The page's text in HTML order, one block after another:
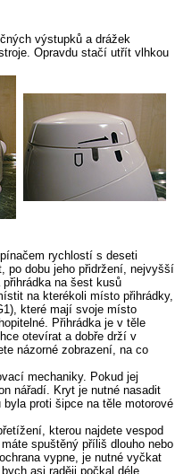
výstupků a drážek
Opravdu stačí utřít vlhkou
rychlostí s deseti
po dobu jeho přidržení, nejvyšší
na šest kusů
na kterékoli místo přihrádky,
které mají svoje místo
Přihrádka je v těle
otevírat a dobře drží v
názorné zobrazení, na co
mechaniky. Pokud jej
nářadí. Kryt je nutné nasadit
proti šipce na těle motorové
kterou najdete vespod
spuštěný příliš dlouho nebo
vypne, je nutné vyčkat
asi raději počkal déle.